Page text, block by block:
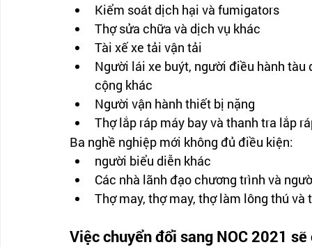
Kiểm soát dịch hại và fumigators
Thợ sửa chữa và dịch vụ khác
Tài xế xe tải vận tải
Người lái xe buýt, người điều hành
cộng khác
Người vận hành thiết bị nặng
Thợ lắp ráp máy bay và thanh tra lắp
Ba nghề nghiệp mới không đủ điều kiện:
người biểu diễn khác
Các nhà lãnh đạo chương trình và
Thợ may, thợ may, thợ làm lông thú và
Việc chuyển đổi sang NOC 2021